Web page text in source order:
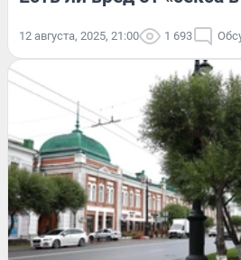
12 августа, 2025, 21:00 1 693